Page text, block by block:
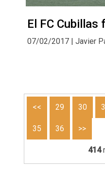
El FC Cubillas
07/02/2017 | Javier
<< 29 30
35 36 >>
414